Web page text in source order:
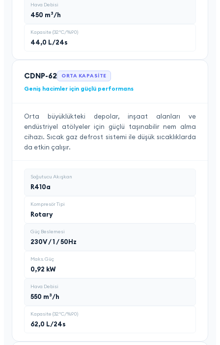
Hava Debisi
450 m³/h
Kapasite (32°C/%90)
44,0 L/24s
CDNP-62 ORTA KAPASITE
Geniş hacimler için güçlü performans
Orta büyüklükteki depolar, inşaat alanları ve
endüstriyel atölyeler için güçlü taşınabilir nem alma
cihazı. Sıcak gaz defrost sistemi ile düşük sıcaklıklarda
da etkin çalışır.
Soğutucu Akışkan
R410a
Kompresör Tipi
Rotary
Güç Beslemesi
230V / 1 / 50Hz
Maks. Güç
0,92 kW
Hava Debisi
550 m³/h
Kapasite (32°C/%90)
62,0 L/24s